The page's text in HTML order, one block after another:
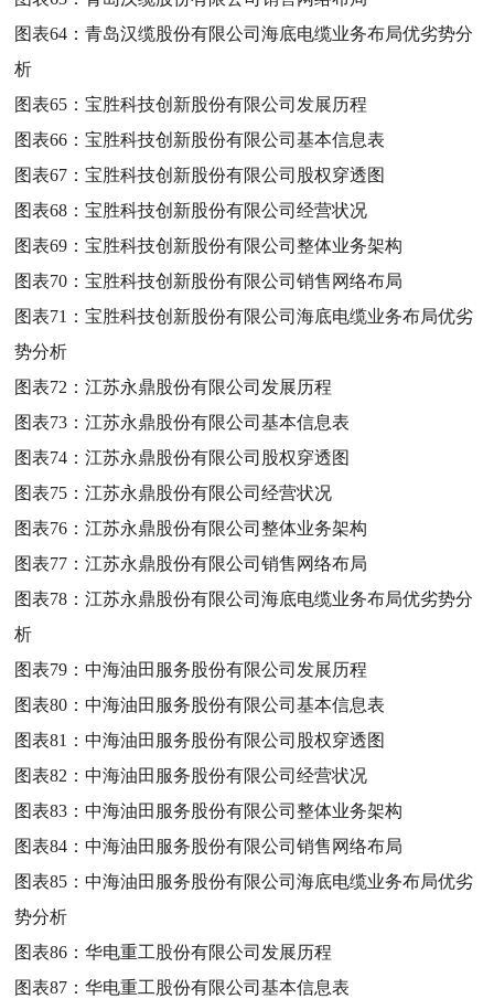
图表64：青岛汉缆股份有限公司海底电缆业务布局优劣势分
析
图表65：宝胜科技创新股份有限公司发展历程
图表66：宝胜科技创新股份有限公司基本信息表
图表67：宝胜科技创新股份有限公司股权穿透图
图表68：宝胜科技创新股份有限公司经营状况
图表69：宝胜科技创新股份有限公司整体业务架构
图表70：宝胜科技创新股份有限公司销售网络布局
图表71：宝胜科技创新股份有限公司海底电缆业务布局优劣
势分析
图表72：江苏永鼎股份有限公司发展历程
图表73：江苏永鼎股份有限公司基本信息表
图表74：江苏永鼎股份有限公司股权穿透图
图表75：江苏永鼎股份有限公司经营状况
图表76：江苏永鼎股份有限公司整体业务架构
图表77：江苏永鼎股份有限公司销售网络布局
图表78：江苏永鼎股份有限公司海底电缆业务布局优劣势分
析
图表79：中海油田服务股份有限公司发展历程
图表80：中海油田服务股份有限公司基本信息表
图表81：中海油田服务股份有限公司股权穿透图
图表82：中海油田服务股份有限公司经营状况
图表83：中海油田服务股份有限公司整体业务架构
图表84：中海油田服务股份有限公司销售网络布局
图表85：中海油田服务股份有限公司海底电缆业务布局优劣
势分析
图表86：华电重工股份有限公司发展历程
图表87：华电重工股份有限公司基本信息表